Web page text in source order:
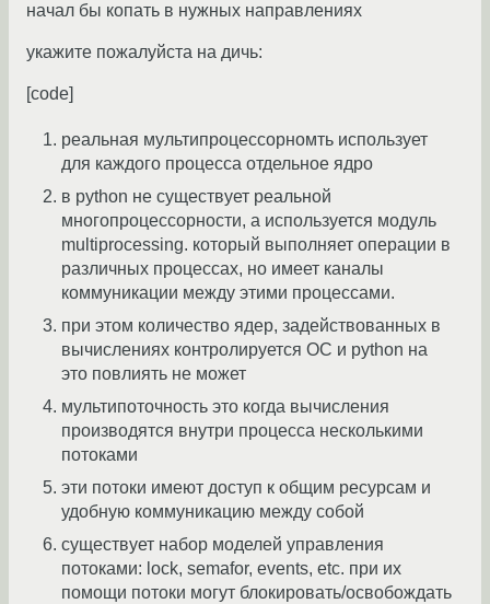
начал бы копать в нужных направлениях
укажите пожалуйста на дичь:
[code]
реальная мультипроцессорномть использует
для каждого процесса отдельное ядро
в python не существует реальной
многопроцессорности, а используется модуль
multiprocessing. который выполняет операции в
различных процессах, но имеет каналы
коммуникации между этими процессами.
при этом количество ядер, задействованных в
вычислениях контролируется ОС и python на
это повлиять не может
мультипоточность это когда вычисления
производятся внутри процесса несколькими
потоками
эти потоки имеют доступ к общим ресурсам и
удобную коммуникацию между собой
существует набор моделей управления
потоками: lock, semafor, events, etc. при их
помощи потоки могут блокировать/освобождать